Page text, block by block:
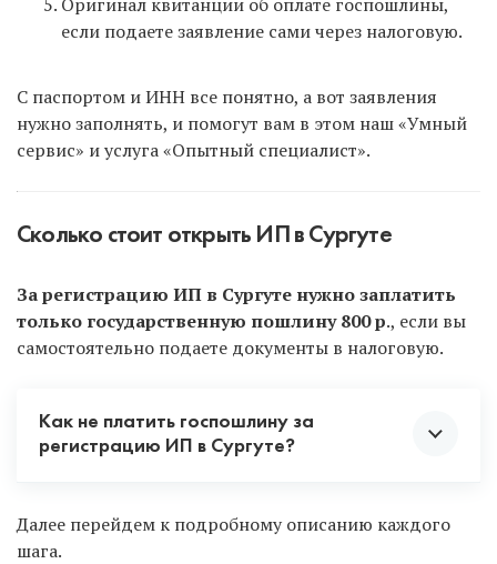
если подаете заявление сами через налоговую.
С паспортом и ИНН все понятно, а вот заявления
нужно заполнять, и помогут вам в этом наш «Умный
сервис» и услуга «Опытный специалист».
Сколько стоит открыть ИП в Сургуте
За регистрацию ИП в Сургуте нужно заплатить
только государственную пошлину 800 р., если вы
самостоятельно подаете документы в налоговую.
Как не платить госпошлину за
регистрацию ИП в Сургуте?
Есть только 2 законных способа:
Далее перейдем к подробному описанию каждого
шага.